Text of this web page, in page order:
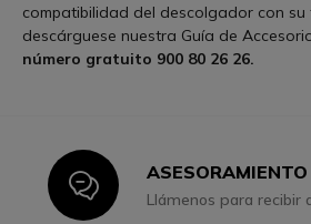
compatibilidad del descolgador con
descárguese nuestra Guía de
número gratuito 900 80 26 26.
IconASESORAMIENTO
Llámenos para recibir